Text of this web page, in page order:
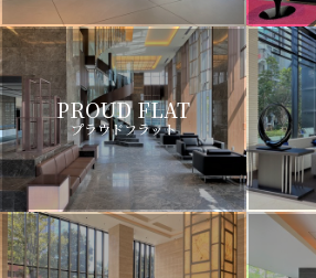
PROUD FLAT
プラウドフラット